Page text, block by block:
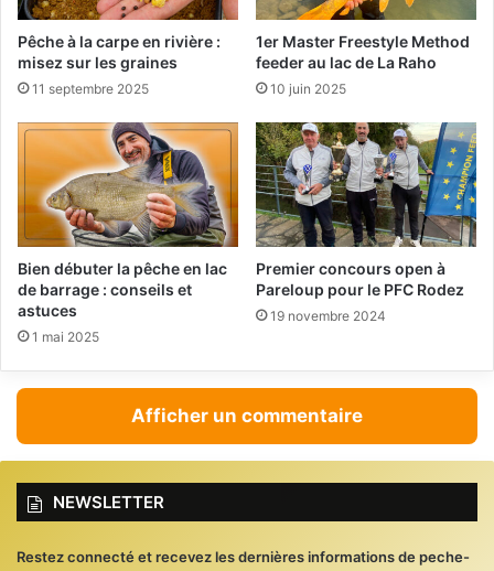
Pêche à la carpe en rivière :
misez sur les graines
11 septembre 2025
1er Master Freestyle Method
feeder au lac de La Raho
10 juin 2025
Bien débuter la pêche en lac
de barrage : conseils et
astuces
1 mai 2025
Premier concours open à
Pareloup pour le PFC Rodez
19 novembre 2024
Afficher un commentaire
NEWSLETTER
Restez connecté et recevez les dernières informations de peche-